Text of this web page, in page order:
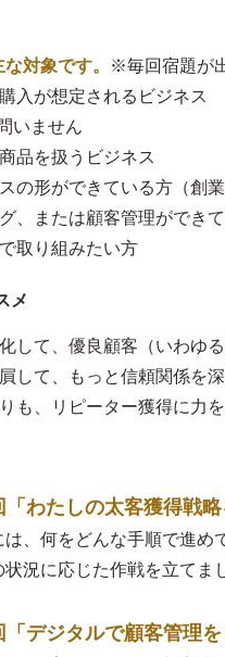
対象です。
※毎回宿題が
入が想定されるビジネス
いません
品を扱うビジネス
の形ができている方（創
、または顧客管理ができ
取り組みたい方
メ
して、優良顧客（いわゆ
して、もっと信頼関係を
も、リピーター獲得に力
わたしの太客獲得戦
、何をどんな手順で進め
況に応じた作戦を立てま
デジタルで顧客管理を